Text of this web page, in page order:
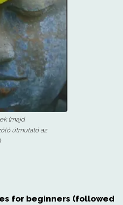
(majd
útmutató az
for beginners (followed